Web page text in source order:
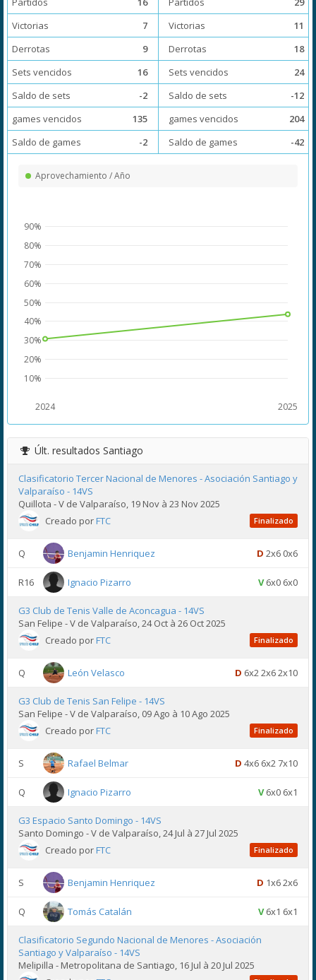
Victorias
7
Derrotas
9
Sets vencidos
16
Saldo de sets
-2
games vencidos
135
Saldo de games
-2
Victorias
11
Derrotas
18
Sets vencidos
24
Saldo de sets
-12
games vencidos
204
Saldo de games
-42
Aprovechamiento / Año
2024 2025
10%
20%
30%
40%
50%
60%
70%
80%
90%
Últ. resultados Santiago
Clasificatorio Tercer Nacional de Menores - Asociación Santiago y
Valparaíso - 14VS
Quillota - V de Valparaíso, 19 Nov à 23 Nov 2025
Creado porFTC Finalizado
Q Benjamin Henriquez D 2x6 0x6
R16 Ignacio Pizarro V6x0 6x0
G3 Club de Tenis Valle de Aconcagua - 14VS
San Felipe - V de Valparaíso, 24 Oct à 26 Oct 2025
Creado porFTC Finalizado
Q León Velasco D 6x2 2x6 2x10
G3 Club de Tenis San Felipe - 14VS
San Felipe - V de Valparaíso, 09 Ago à 10 Ago 2025
Creado porFTC Finalizado
S Rafael Belmar D 4x6 6x2 7x10
Q Ignacio Pizarro V6x0 6x1
G3 Espacio Santo Domingo - 14VS
Santo Domingo - V de Valparaíso, 24 Jul à 27 Jul 2025
Creado porFTC Finalizado
S Benjamin Henriquez D 1x6 2x6
Q Tomás Catalán V6x1 6x1
Clasificatorio Segundo Nacional de Menores - Asociación
Santiago y Valparaíso - 14VS
Melipilla - Metropolitana de Santiago, 16 Jul à 20 Jul 2025